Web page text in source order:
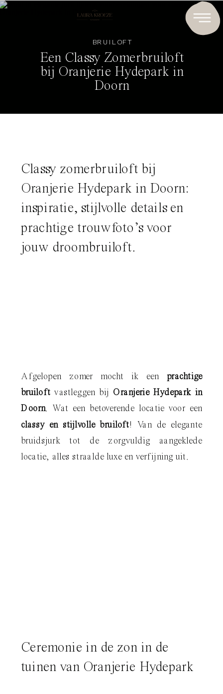
BRUILOFT
Een Classy Zomerbruiloft
bij Oranjerie Hydepark in
Doorn
Classy zomerbruiloft bij
Oranjerie Hydepark in Doorn:
inspiratie, stijlvolle details en
prachtige trouwfoto’s voor
jouw droombruiloft.
Afgelopen zomer mocht ik een prachtige
bruiloft vastleggen bij Oranjerie Hydepark in
Doorn. Wat een betoverende locatie voor een
classy en stijlvolle bruiloft! Van de elegante
bruidsjurk tot de zorgvuldig aangeklede
locatie, alles straalde luxe en verfijning uit.
Ceremonie in de zon in de
tuinen van Oranjerie Hydepark